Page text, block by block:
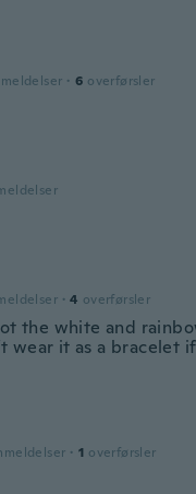
· 6 overførsler
· 4 overførsler
the white and
wear it as a bracelet
· 1 overførsler